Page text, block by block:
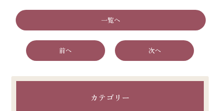
前へ
一覧へ
次へ
カテゴリー